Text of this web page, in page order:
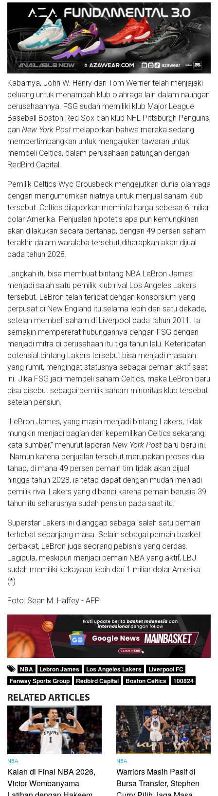
Kabarnya, John W. Henry dan Tom Werner telah menjajaki
peluang untuk menambah klub olahraga lain dalam naungan
perusahaannya. FSG sudah memiliki klub Major League
Baseball Boston Red Sox dan klub NHL Pittsburgh Penguins,
dan New York Post melaporkan bahwa mereka sedang
mempertimbangkan untuk mengajukan tawaran untuk
membeli Celtics, dalam perusahaan patungan dengan
RedBird Capital.
Pemilik Celtics Wyc Grousbeck mengejutkan dunia olahraga
dengan mengumumkan niatnya untuk menjual saham klub
tersebut. Celtics dilaporkan meminta harga sebesar 6 miliar
dolar Amerika. Penjualan hipotetis apa pun kemungkinan
akan dilakukan secara bertahap, dengan 49 persen saham
terakhir dalam waralaba tersebut diharapkan akan dijual
pada tahun 2028.
Langkah itu bisa membuat bintang NBA LeBron James
menjadi salah satu pemilik klub rival Los Angeles Lakers
tersebut. LeBron telah terlibat dengan konsorsium yang
berpusat di New England itu selama lebih dari satu dekade,
setelah membeli saham di Liverpool pada tahun 2011. Ia
semakin mempererat hubungannya dengan FSG dengan
menjadi mitra di perusahaan itu tiga tahun lalu. Keterlibatan
potensial bintang Lakers tersebut bisa menjadi masalah
yang rumit, mengingat statusnya sebagai pemain aktif saat
ini. Jika FSG jadi membeli saham Celtics, maka LeBron baru
bisa disebut sebagai pemilik saham minoritas klub tersebut
setelah pensiun.
"LeBron James, yang masih menjadi bintang Lakers, tidak
mungkin menjadi bagian dari kepemilikan Celtics sekarang,
kata sumber," menurut laporan New York Post baru-baru ini.
"Namun karena penjualan tersebut merupakan proses dua
tahap, di mana 49 persen pemain tim tidak akan dijual
hingga tahun 2028, ia tetap dapat dengan mudah menjadi
pemilik rival Lakers yang dibenci karena pemain berusia 39
tahun itu seharusnya sudah pensiun pada saat itu."
Superstar Lakers ini dianggap sebagai salah satu pemain
terhebat sepanjang masa. Selain sebagai pemain basket
berbakat, LeBron juga seorang pebisnis yang cerdas.
Lagipula, meskipun menjadi pemain NBA yang aktif, LBJ
sudah memiliki kekayaan lebih dari 1 miliar dolar Amerika.
(*)
Foto: Sean M. Haffey - AFP
NBA Lebron James Los Angeles Lakers
Liverpool FC
Fenway Sports Group
Redbird Capital Boston Celtics 100824
RELATED ARTICLES
NBA
Kalah di Final NBA 2026,
Victor Wembanyama
NBA
Warriors Masih Pasif di
Bursa Transfer, Stephen